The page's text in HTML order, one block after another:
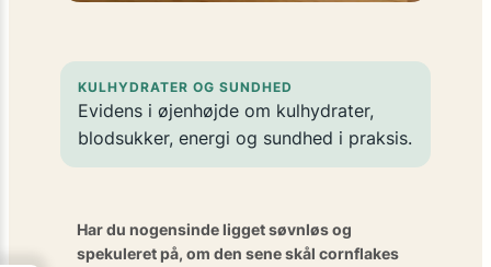
KULHYDRATER OG SUNDHED
Evidens i øjenhøjde om kulhydrater,
blodsukker, energi og sundhed i praksis.
Har du nogensinde ligget søvnløs og
spekuleret på, om den sene skål cornflakes